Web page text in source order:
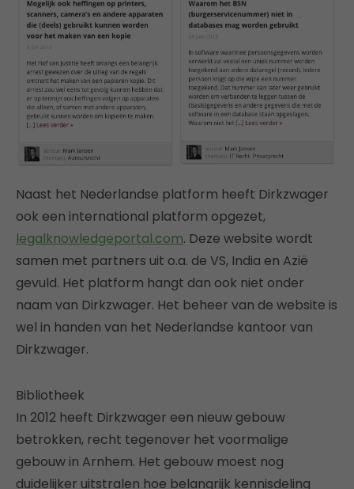
Naast het Nederlandse platform heeft Dirkzwager
ook een international platform opgezet,
legalknowledgeportal.com. Deze website wordt
samen met partners uit o.a. de VS, India en Azië
gevuld. Het platform hangt dan ook niet onder
naam van Dirkzwager. Het beheer van de website is
wel in handen van het Nederlandse kantoor van
Dirkzwager.
Bibliotheek
In 2012 heeft Dirkzwager een nieuw gebouw
betrokken, recht tegenover het voormalige
gebouw in Arnhem. Het gebouw moest nog
duidelijker uitstralen hoe belangrijk kennisdeling